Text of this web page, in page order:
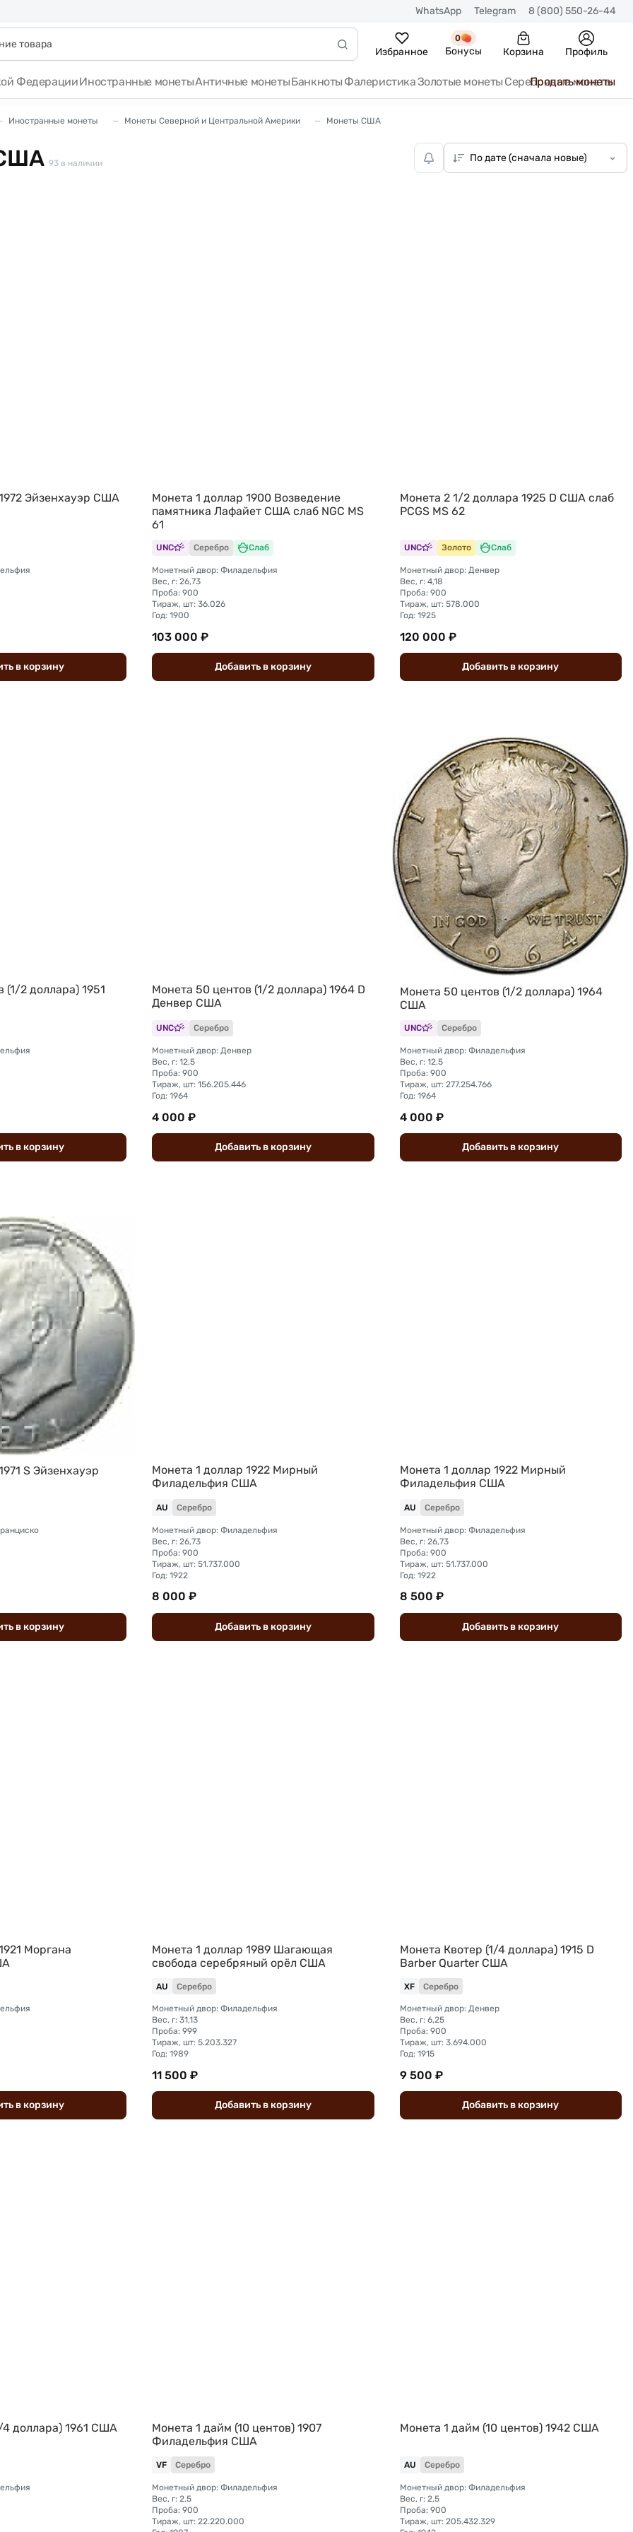
WhatsApp Telegram 8 (800) 550-26-44
Избранное
0
Бонусы Корзина Профиль
ФедерацииИностранные монетыАнтичные монетыБанкноты ФалеристикаЗолотые монеты Серебряные монеты
Продать монеты
Иностранные монеты Монеты Северной и Центральной Америки Монеты США
93 в наличии
Эйзенхауэр США
вкорзину
Монета 1 доллар 1900 Возведение
памятника Лафайет США слаб NGC MS
61
UNC Серебро Слаб
Монетный двор: Филадельфия
Вес, г: 26,73
Проба: 900
Тираж, шт: 36.026
Год: 1900
103 000 ₽
Добавить вкорзину
Монета 2 1/2 доллара 1925 D США слаб
PCGS MS 62
UNC Золото Слаб
Монетный двор: Денвер
Вес, г: 4,18
Проба: 900
Тираж, шт: 578.000
Год: 1925
120 000 ₽
Добавить в корзину
2 доллара) 1951
вкорзину
Монета 50 центов (1/2 доллара) 1964 D
Денвер США
UNC Серебро
Монетный двор: Денвер
Вес, г: 12,5
Проба: 900
Тираж, шт: 156.205.446
Год: 1964
4 000 ₽
Добавить вкорзину
Монета 50 центов (1/2 доллара) 1964
США
UNC Серебро
Монетный двор: Филадельфия
Вес, г: 12,5
Проба: 900
Тираж, шт: 277.254.766
Год: 1964
4 000 ₽
Добавить в корзину
S Эйзенхауэр
вкорзину
Монета 1 доллар 1922 Мирный
Филадельфия США
AU Серебро
Монетный двор: Филадельфия
Вес, г: 26,73
Проба: 900
Тираж, шт: 51.737.000
Год: 1922
8 000 ₽
Добавить вкорзину
Монета 1 доллар 1922 Мирный
Филадельфия США
AU Серебро
Монетный двор: Филадельфия
Вес, г: 26,73
Проба: 900
Тираж, шт: 51.737.000
Год: 1922
8 500 ₽
Добавить в корзину
Моргана
вкорзину
Монета 1 доллар 1989 Шагающая
свобода серебряный орёл США
AU Серебро
Монетный двор: Филадельфия
Вес, г: 31,13
Проба: 999
Тираж, шт: 5.203.327
Год: 1989
11 500 ₽
Добавить вкорзину
Монета Квотер (1/4 доллара) 1915 D
Barber Quarter США
XF Серебро
Монетный двор: Денвер
Вес, г: 6,25
Проба: 900
Тираж, шт: 3.694.000
Год: 1915
9 500 ₽
Добавить в корзину
4 доллара) 1961 США
Монета 1 дайм (10 центов) 1907
Филадельфия США
VF Серебро
Монетный двор: Филадельфия
Вес, г: 2,5
Проба: 900
Тираж, шт: 22.220.000
Монета 1 дайм (10 центов) 1942 США
AU Серебро
Монетный двор: Филадельфия
Вес, г: 2,5
Проба: 900
Тираж, шт: 205.432.329